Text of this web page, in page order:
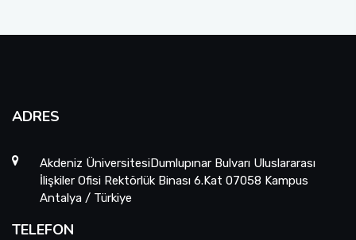
ADRES
Akdeniz ÜniversitesiDumlupınar Bulvarı Uluslararası
İlişkiler Ofisi Rektörlük Binası 6.Kat 07058 Kampus
Antalya / Türkiye
TELEFON